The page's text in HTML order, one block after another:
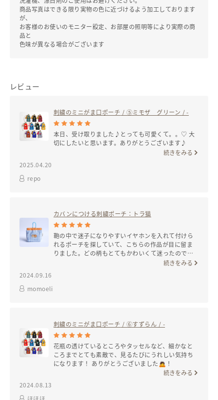
商品写真はできる限り実物の色に近づけるよう加工しております
が、
お客様のお使いのモニター設定、お部屋の照明等により実際の商
品と
色味が異なる場合がございます
レビュー
刺繍のミニがま口ポーチ / ⑤ミモザ グリーン / -
本日、受け取りました♪とっても可愛くて。。♡ 大
切にしたいと思います。ありがとうございます♪
続きをみる
2025.04.20
repo
カバンにつける刺繍ポーチ：トラ猫
鞄の中で迷子になりやすいイヤホンを入れて付けら
れるポーチを探していて、こちらの作品が目に留ま
りました。どの柄もとてもかわいくて迷ったのです
が、トラ猫を飼っているので、こちらを選びまし
続きをみる
2024.09.16
momoeli
刺繍のミニがま口ポーチ / ⑥すずらん / -
花瓶の透けているところやタッセルなど、細かなと
ころまでとても素敵で、見るたびにうれしい気持ち
になります！ ありがとうございました🙇！
続きをみる
2024.08.13